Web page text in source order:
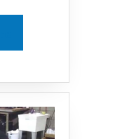
More